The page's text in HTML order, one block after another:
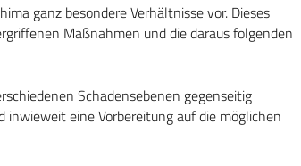
ganz besondere Verhältnisse vor. Dieses
Maßnahmen und die daraus folgenden
Schadensebenen gegenseitig
eine Vorbereitung auf die möglichen